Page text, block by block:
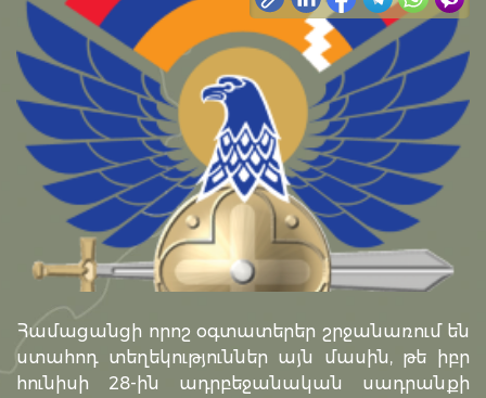
Համացանցի որոշ օգտատերեր շրջանառում են
ստահոդ տեղեկություններ այն մասին, թե իբր
հունիսի 28-ին ադրբեջանական սադրանքի